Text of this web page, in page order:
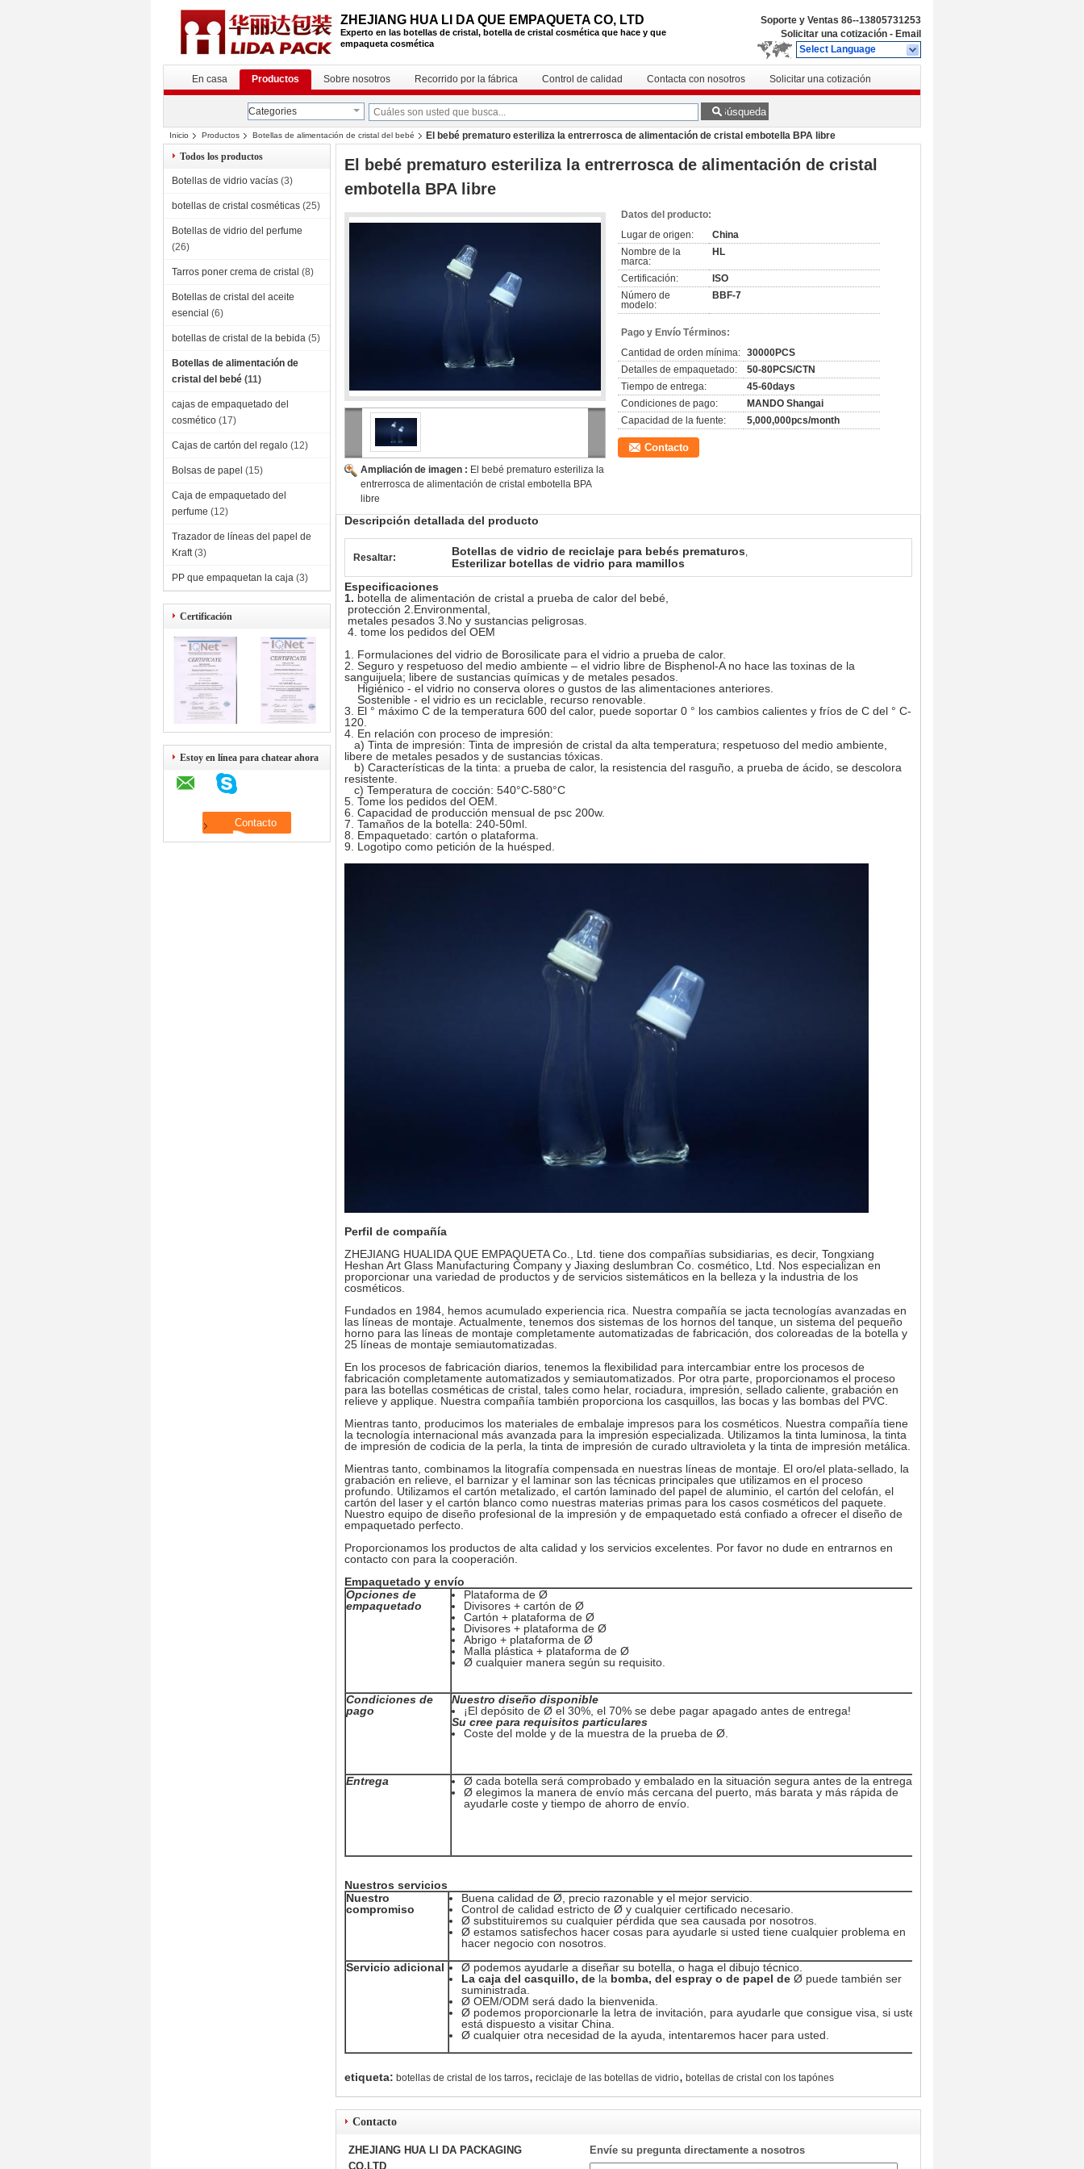
ZHEJIANG HUA LI DA QUE EMPAQUETA CO, LTD
Experto en las botellas de cristal, botella de cristal cosmética que hace y que
empaqueta cosmética
Soporte y Ventas 86--13805731253
Solicitar una cotización - Email
Select Language
En casa Productos Sobre nosotros Recorrido por la fábrica Control de calidad Contacta con nosotros Solicitar una cotización
Categories Búsqueda
Inicio Productos Botellas de alimentación de cristal del bebé
El bebé prematuro esteriliza la entrerrosca de alimentación de cristal embotella BPA libre
Todos los productos
Botellas de vidrio vacías (3)
botellas de cristal cosméticas (25)
Botellas de vidrio del perfume
(26)
Tarros poner crema de cristal (8)
Botellas de cristal del aceite
esencial (6)
botellas de cristal de la bebida (5)
Botellas de alimentación de
cristal del bebé (11)
cajas de empaquetado del
cosmético (17)
Cajas de cartón del regalo (12)
Bolsas de papel (15)
Caja de empaquetado del
perfume (12)
Trazador de líneas del papel de
Kraft (3)
PP que empaquetan la caja (3)
Certificación
Estoy en línea para chatear ahora
El bebé prematuro esteriliza la entrerrosca de alimentación de cristal
embotella BPA libre
Ampliación de imagen : El bebé prematuro esteriliza la
entrerrosca de alimentación de cristal embotella BPA
libre
Datos del producto:
Lugar de origen:
China
Nombre de la
marca:
HL
Certificación:
ISO
Número de
modelo:
BBF-7
Pago y Envío Términos:
Cantidad de orden mínima: 30000PCS
Detalles de empaquetado:
50-80PCS/CTN
Tiempo de entrega:
45-60days
Condiciones de pago:
MANDO Shangai
Capacidad de la fuente:
5,000,000pcs/month
Contacto
Descripción detallada del producto
Resaltar: Botellas de vidrio de reciclaje para bebés prematuros,
Esterilizar botellas de vidrio para mamillos
Especificaciones
1. botella de alimentación de cristal a prueba de calor del bebé,
protección 2.Environmental,
metales pesados 3.No y sustancias peligrosas.
4. tome los pedidos del OEM
1. Formulaciones del vidrio de Borosilicate para el vidrio a prueba de calor.
2. Seguro y respetuoso del medio ambiente – el vidrio libre de Bisphenol-A no hace las toxinas de la
sanguijuela; libere de sustancias químicas y de metales pesados.
Higiénico - el vidrio no conserva olores o gustos de las alimentaciones anteriores.
Sostenible - el vidrio es un reciclable, recurso renovable.
3. El ° máximo C de la temperatura 600 del calor, puede soportar 0 ° los cambios calientes y fríos de C del ° C-
120.
4. En relación con proceso de impresión:
a) Tinta de impresión: Tinta de impresión de cristal da alta temperatura; respetuoso del medio ambiente,
libere de metales pesados y de sustancias tóxicas.
b) Características de la tinta: a prueba de calor, la resistencia del rasguño, a prueba de ácido, se descolora
resistente.
c) Temperatura de cocción: 540°C-580°C
5. Tome los pedidos del OEM.
6. Capacidad de producción mensual de psc 200w.
7. Tamaños de la botella: 240-50ml.
8. Empaquetado: cartón o plataforma.
9. Logotipo como petición de la huésped.
Perfil de compañía
ZHEJIANG HUALIDA QUE EMPAQUETA Co., Ltd. tiene dos compañías subsidiarias, es decir, Tongxiang
Heshan Art Glass Manufacturing Company y Jiaxing deslumbran Co. cosmético, Ltd. Nos especializan en
proporcionar una variedad de productos y de servicios sistemáticos en la belleza y la industria de los
cosméticos.
Fundados en 1984, hemos acumulado experiencia rica. Nuestra compañía se jacta tecnologías avanzadas en
las líneas de montaje. Actualmente, tenemos dos sistemas de los hornos del tanque, un sistema del pequeño
horno para las líneas de montaje completamente automatizadas de fabricación, dos coloreadas de la botella y
25 líneas de montaje semiautomatizadas.
En los procesos de fabricación diarios, tenemos la flexibilidad para intercambiar entre los procesos de
fabricación completamente automatizados y semiautomatizados. Por otra parte, proporcionamos el proceso
para las botellas cosméticas de cristal, tales como helar, rociadura, impresión, sellado caliente, grabación en
relieve y applique. Nuestra compañía también proporciona los casquillos, las bocas y las bombas del PVC.
Mientras tanto, producimos los materiales de embalaje impresos para los cosméticos. Nuestra compañía tiene
la tecnología internacional más avanzada para la impresión especializada. Utilizamos la tinta luminosa, la tinta
de impresión de codicia de la perla, la tinta de impresión de curado ultravioleta y la tinta de impresión metálica.
Mientras tanto, combinamos la litografía compensada en nuestras líneas de montaje. El oro/el plata-sellado, la
grabación en relieve, el barnizar y el laminar son las técnicas principales que utilizamos en el proceso
profundo. Utilizamos el cartón metalizado, el cartón laminado del papel de aluminio, el cartón del celofán, el
cartón del laser y el cartón blanco como nuestras materias primas para los casos cosméticos del paquete.
Nuestro equipo de diseño profesional de la impresión y de empaquetado está confiado a ofrecer el diseño de
empaquetado perfecto.
Proporcionamos los productos de alta calidad y los servicios excelentes. Por favor no dude en entrarnos en
contacto con para la cooperación.
Empaquetado y envío
Opciones de
empaquetado
Plataforma de Ø
Divisores + cartón de Ø
Cartón + plataforma de Ø
Divisores + plataforma de Ø
Abrigo + plataforma de Ø
Malla plástica + plataforma de Ø
Ø cualquier manera según su requisito.
Condiciones de
pago
Nuestro diseño disponible
¡El depósito de Ø el 30%, el 70% se debe pagar apagado antes de entrega!
Su cree para requisitos particulares
Coste del molde y de la muestra de la prueba de Ø.
Entrega
Ø cada botella será comprobado y embalado en la situación segura antes de la entrega.
Ø elegimos la manera de envío más cercana del puerto, más barata y más rápida de
ayudarle coste y tiempo de ahorro de envío.
Nuestros servicios
Nuestro
compromiso
Buena calidad de Ø, precio razonable y el mejor servicio.
Control de calidad estricto de Ø y cualquier certificado necesario.
Ø substituiremos su cualquier pérdida que sea causada por nosotros.
Ø estamos satisfechos hacer cosas para ayudarle si usted tiene cualquier problema en
hacer negocio con nosotros.
Servicio adicional
Ø podemos ayudarle a diseñar su botella, o haga el dibujo técnico.
La caja del casquillo, de la bomba, del espray o de papel de Ø puede también ser
suministrada.
Ø OEM/ODM será dado la bienvenida.
Ø podemos proporcionarle la letra de invitación, para ayudarle que consigue visa, si usted
está dispuesto a visitar China.
Ø cualquier otra necesidad de la ayuda, intentaremos hacer para usted.
etiqueta: botellas de cristal de los tarros, reciclaje de las botellas de vidrio, botellas de cristal con los tapónes
Contacto
ZHEJIANG HUA LI DA PACKAGING
CO,LTD
Envíe su pregunta directamente a nosotros